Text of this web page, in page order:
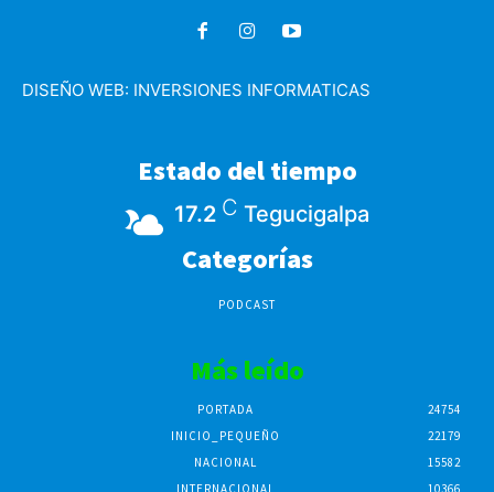
DISEÑO WEB: INVERSIONES INFORMATICAS
Estado del tiempo
17.2 C Tegucigalpa
Categorías
PODCAST
Más leído
PORTADA
24754
INICIO_PEQUEÑO
22179
NACIONAL
15582
INTERNACIONAL
10366